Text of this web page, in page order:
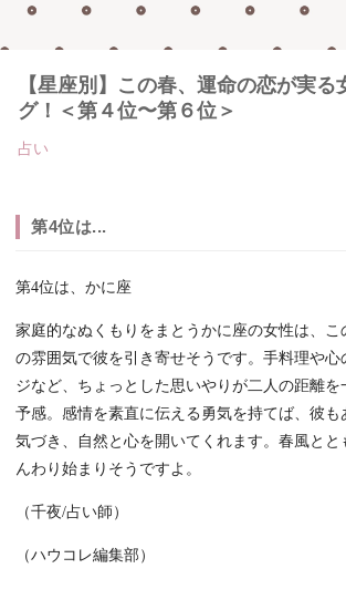
【星座別】この春、運命の恋が実る
グ！＜第４位〜第６位＞
占い
第4位は...
第4位は、かに座
家庭的なぬくもりをまとうかに座の女性は、こ
の雰囲気で彼を引き寄せそうです。手料理や心
ジなど、ちょっとした思いやりが二人の距離を
予感。感情を素直に伝える勇気を持てば、彼も
気づき、自然と心を開いてくれます。春風とと
んわり始まりそうですよ。
（千夜/占い師）
（ハウコレ編集部）